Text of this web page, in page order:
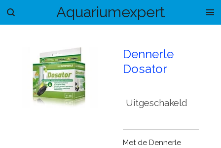
Ga
hoofdinhoud
Aquariumexpert
Dennerle
Dosator
Uitgeschakeld
Met de Dennerle